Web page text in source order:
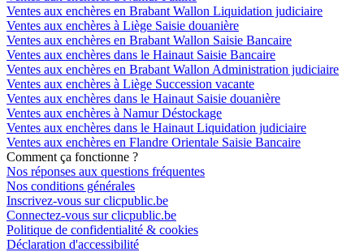
Ventes aux enchères en Brabant Wallon Liquidation judiciaire
Ventes aux enchères à Liège Saisie douanière
Ventes aux enchères en Brabant Wallon Saisie Bancaire
Ventes aux enchères dans le Hainaut Saisie Bancaire
Ventes aux enchères en Brabant Wallon Administration judiciaire
Ventes aux enchères à Liège Succession vacante
Ventes aux enchères dans le Hainaut Saisie douanière
Ventes aux enchères à Namur Déstockage
Ventes aux enchères dans le Hainaut Liquidation judiciaire
Ventes aux enchères en Flandre Orientale Saisie Bancaire
Comment ça fonctionne ?
Nos réponses aux questions fréquentes
Nos conditions générales
Inscrivez-vous sur clicpublic.be
Connectez-vous sur clicpublic.be
Politique de confidentialité & cookies
Déclaration d'accessibilité